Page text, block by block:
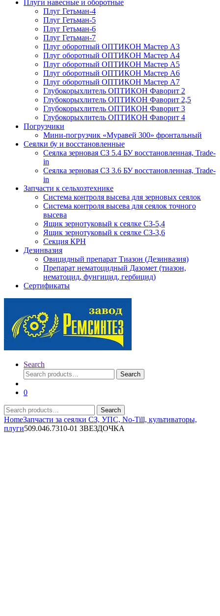
Плуги навесные и оборотные
Плуг Гетьман-4
Плуг Гетьман-5
Плуг Гетьман-6
Плуг Гетьман-7
Плуг оборотный ОПТИКОН Мастер А3
Плуг оборотный ОПТИКОН Мастер А4
Плуг оборотный ОПТИКОН Мастер А5
Плуг оборотный ОПТИКОН Мастер А6
Плуг оборотный ОПТИКОН Мастер А7
Глубокорыхлитель ОПТИКОН Фаворит 2
Глубокорыхлитель ОПТИКОН Фаворит 2,5
Глубокорыхлитель ОПТИКОН Фаворит 3
Глубокорыхлитель ОПТИКОН Фаворит 4
Погрузчики
Мини-погрузчик «Муравей 300» фронтальный
Сеялки бу и восстановленные
Сеялка зерновая СЗ 5.4 БУ восстановленная, Trade-
in
Сеялка зерновая СЗ 3.6 БУ восстановленная, Trade-
in
Запчасти к сельхозтехнике
Система контроля высева для зерновых сеялок
Система контроля высева для сеялок точного
высева
Ящик зернотуковый к сеялке СЗ-5,4
Ящик зернотуковый к сеялке СЗ-3,6
Секция КРН
Дезинвазия
Овицидный препарат Тиазон (Дезинвазия)
Препарат нематоцидный Дазомет (тиазон,
нематоцид, фунгицид, гербицид)
Сертификаты
Search
Search
for:
Search
0
Search
for:
Search
HomeЗапчасти за сеялки СЗ, УПС, No-Till, культиваторы,
плуги509.046.7310-01 ЗВЕЗДОЧКА